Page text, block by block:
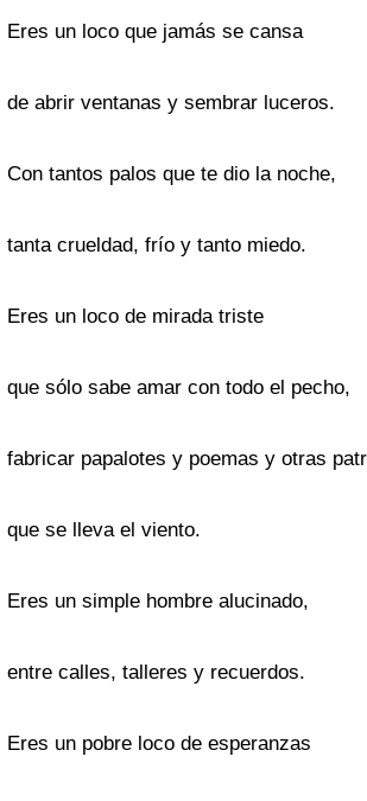
Eres un loco que jamás se cansa
de abrir ventanas y sembrar luceros.
Con tantos palos que te dio la noche,
tanta crueldad, frío y tanto miedo.
Eres un loco de mirada triste
que sólo sabe amar con todo el pecho,
fabricar papalotes y poemas y otras
que se lleva el viento.
Eres un simple hombre alucinado,
entre calles, talleres y recuerdos.
Eres un pobre loco de esperanzas